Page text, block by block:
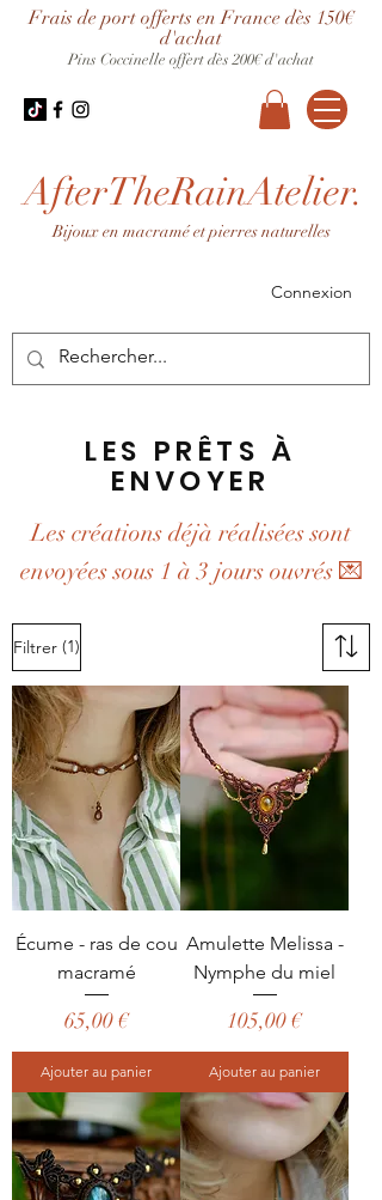
AfterTheRainAtelier.
Bijoux en macramé et pierres naturelles
Connexion
Frais de port offerts en France dès 150€
d'achat
Pins Coccinelle offert dès 200€ d'achat
LES PRÊTS À
ENVOYER
Les créations déjà réalisées sont
envoyées sous 1 à 3 jours ouvrés 💌
Filtrer (1)
Écume - ras de cou
macramé
Prix
65,00 €
Ajouter au panier
Amulette Melissa -
Nymphe du miel
Prix
105,00 €
Ajouter au panier